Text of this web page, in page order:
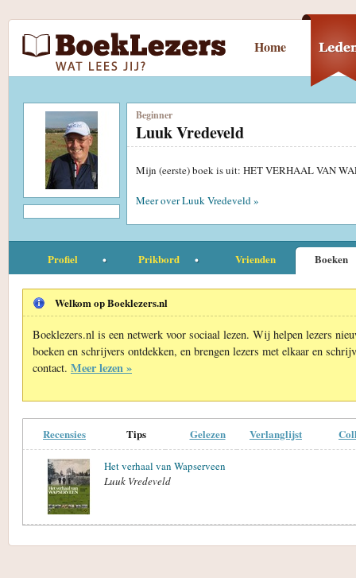
Home
Beginner
Luuk Vredeveld
Mijn (eerste) boek is uit: HET VERHAAL VAN
Meer over Luuk Vredeveld »
Profiel Prikbord Vrienden Boeken
Welkom op Boeklezers.nl
Boeklezers.nl is een netwerk voor sociaal lezen. Wij helpen lezers
boeken en schrijvers ontdekken, en brengen lezers met elkaar en
contact. Meer lezen »
Recensies Tips Gelezen Verlanglijst
Het verhaal van Wapserveen
Luuk Vredeveld